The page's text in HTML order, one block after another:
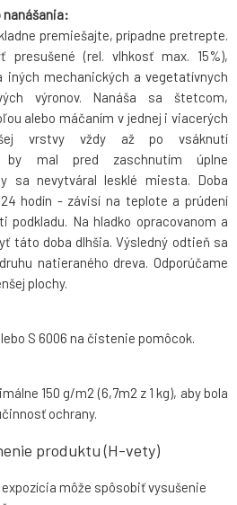
nanášania:
premiešajte, prípadne pretrepte.
presušené (rel. vlhkosť max. 15%),
iných mechanických a vegetatívnych
výronov. Nanáša sa štetcom,
alebo máčaním v jednej i viacerých
vrstvy vždy až po vsáknutí
by mal pred zaschnutím úplne
sa nevytváral lesklé miesta. Doba
hodín - závisí na teplote a prúdení
podkladu. Na hladko opracovanom a
táto doba dlhšia. Výsledný odtieň sa
natieraného dreva. Odporúčame
plochy.
S 6006 na čistenie pomôcok.
150 g/m2 (6,7m2 z 1 kg), aby bola
ochrany.
produktu (H-vety)
môže spôsobiť vysušenie